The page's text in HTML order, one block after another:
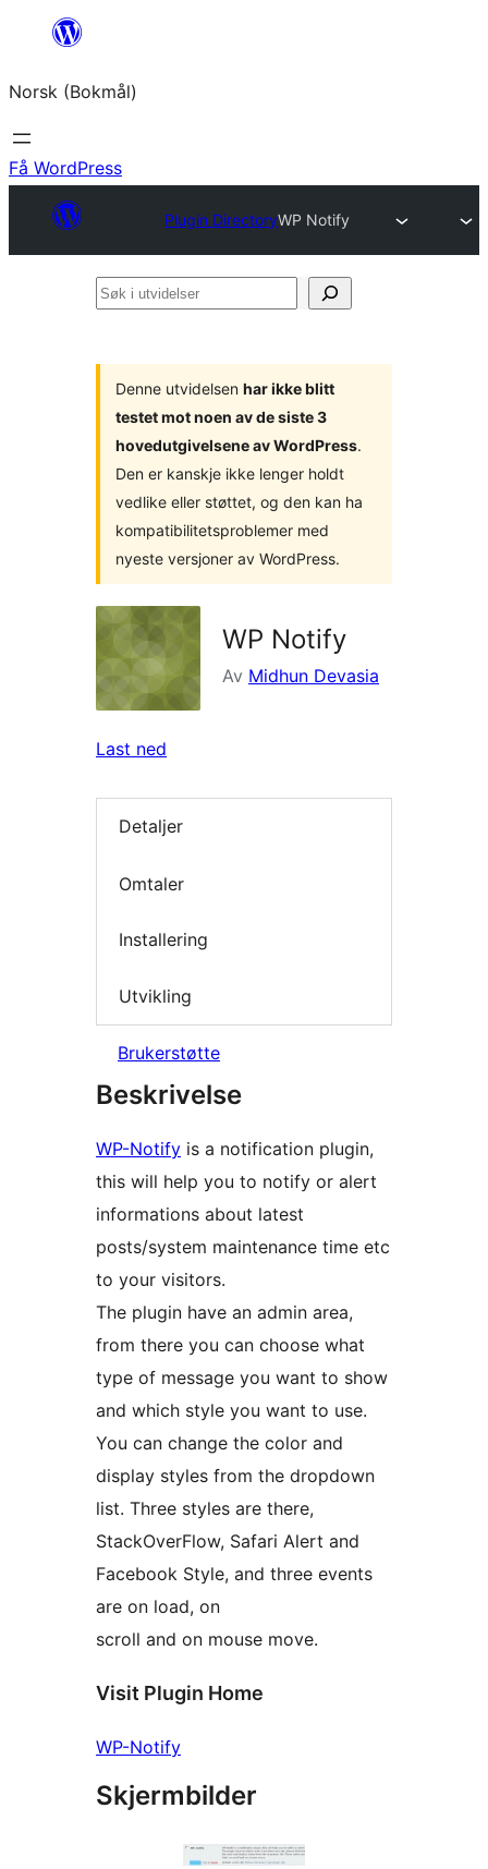
Hopp
innhold
Norsk (Bokmål)
Få WordPress
Plugin DirectoryWP Notify
Søk
Denne utvidelsen har ikke blitt
testet mot noen av de siste 3
hovedutgivelsene av WordPress.
Den er kanskje ikke lenger holdt
vedlike eller støttet, og den kan ha
kompatibilitetsproblemer med
nyeste versjoner av WordPress.
WP Notify
Av Midhun Devasia
Last ned
Detaljer
Omtaler
Installering
Utvikling
Brukerstøtte
Beskrivelse
WP-Notify is a notification plugin,
this will help you to notify or alert
informations about latest
posts/system maintenance time etc
to your visitors.
The plugin have an admin area,
from there you can choose what
type of message you want to show
and which style you want to use.
You can change the color and
display styles from the dropdown
list. Three styles are there,
StackOverFlow, Safari Alert and
Facebook Style, and three events
are on load, on
scroll and on mouse move.
Visit Plugin Home
WP-Notify
Skjermbilder